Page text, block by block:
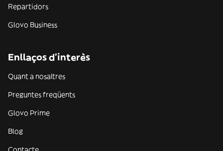
Repartidors
Glovo Business
Enllaços d'interès
Quant a nosaltres
Preguntes freqüents
Glovo Prime
Blog